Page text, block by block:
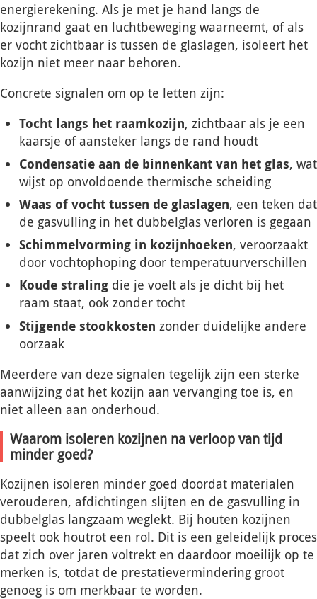
energierekening. Als je met je hand langs de
kozijnrand gaat en luchtbeweging waarneemt, of als
er vocht zichtbaar is tussen de glaslagen, isoleert het
kozijn niet meer naar behoren.
Concrete signalen om op te letten zijn:
Tocht langs het raamkozijn, zichtbaar als je een
kaarsje of aansteker langs de rand houdt
Condensatie aan de binnenkant van het glas, wat
wijst op onvoldoende thermische scheiding
Waas of vocht tussen de glaslagen, een teken dat
de gasvulling in het dubbelglas verloren is gegaan
Schimmelvorming in kozijnhoeken, veroorzaakt
door vochtophoping door temperatuurverschillen
Koude straling die je voelt als je dicht bij het
raam staat, ook zonder tocht
Stijgende stookkosten zonder duidelijke andere
oorzaak
Meerdere van deze signalen tegelijk zijn een sterke
aanwijzing dat het kozijn aan vervanging toe is, en
niet alleen aan onderhoud.
Waarom isoleren kozijnen na verloop van tijd
minder goed?
Kozijnen isoleren minder goed doordat materialen
verouderen, afdichtingen slijten en de gasvulling in
dubbelglas langzaam weglekt. Bij houten kozijnen
speelt ook houtrot een rol. Dit is een geleidelijk proces
dat zich over jaren voltrekt en daardoor moeilijk op te
merken is, totdat de prestatievermindering groot
genoeg is om merkbaar te worden.